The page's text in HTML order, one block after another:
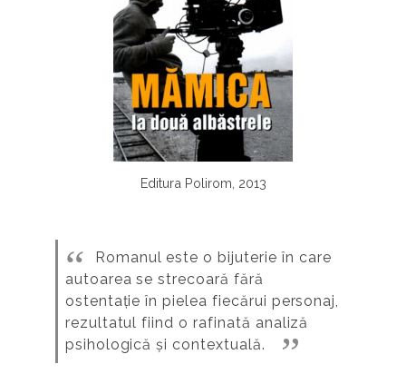
Editura Polirom, 2013
Romanul este o bijuterie în care
autoarea se strecoară fără
ostentație în pielea fiecărui personaj,
rezultatul fiind o rafinată analiză
psihologică și contextuală.